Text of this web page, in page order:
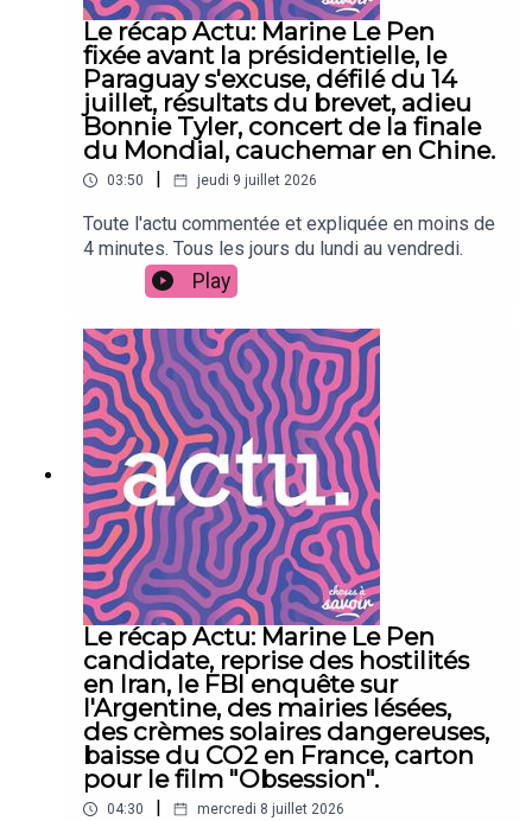
Le récap Actu: Marine Le Pen
fixée avant la présidentielle, le
Paraguay s'excuse, défilé du 14
juillet, résultats du brevet, adieu
Bonnie Tyler, concert de la finale
du Mondial, cauchemar en Chine.
03:50 | jeudi 9 juillet 2026
Toute l'actu commentée et expliquée en moins de
4 minutes. Tous les jours du lundi au vendredi.
Play
Le récap Actu: Marine Le Pen
candidate, reprise des hostilités
en Iran, le FBI enquête sur
l'Argentine, des mairies lésées,
des crèmes solaires dangereuses,
baisse du CO2 en France, carton
pour le film "Obsession".
04:30 | mercredi 8 juillet 2026